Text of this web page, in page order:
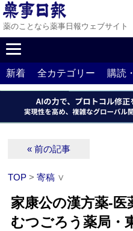
薬のことなら薬事日報ウェブサイト
新着 全カテゴリー 購読
« 前の記事
TOP >寄稿 ∨
家康公の漢方薬‐
むつごろう薬局・